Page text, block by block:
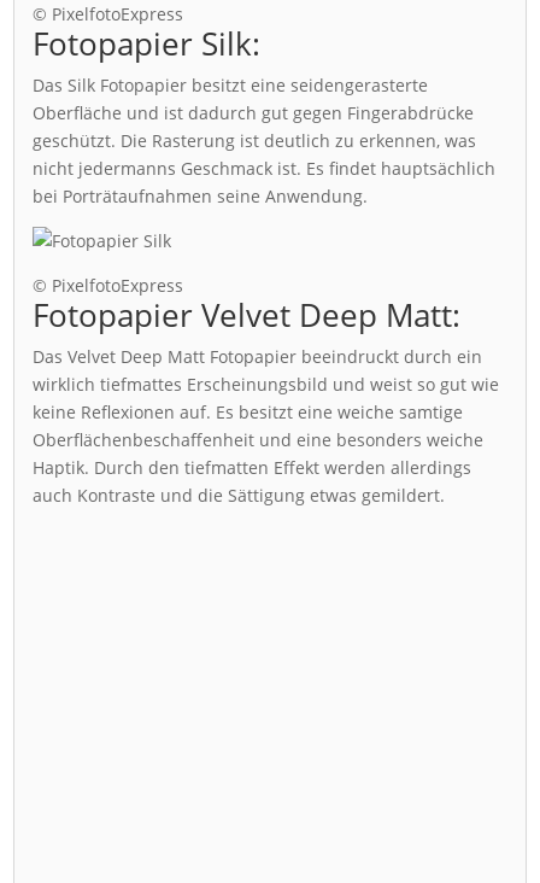
© PixelfotoExpress
Fotopapier Silk:
Das Silk Fotopapier besitzt eine seidengerasterte
Oberfläche und ist dadurch gut gegen Fingerabdrücke
geschützt. Die Rasterung ist deutlich zu erkennen, was
nicht jedermanns Geschmack ist. Es findet hauptsächlich
bei Porträtaufnahmen seine Anwendung.
© PixelfotoExpress
Fotopapier Velvet Deep Matt:
Das Velvet Deep Matt Fotopapier beeindruckt durch ein
wirklich tiefmattes Erscheinungsbild und weist so gut wie
keine Reflexionen auf. Es besitzt eine weiche samtige
Oberflächenbeschaffenheit und eine besonders weiche
Haptik. Durch den tiefmatten Effekt werden allerdings
auch Kontraste und die Sättigung etwas gemildert.